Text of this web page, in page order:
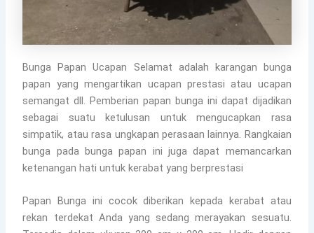
Bunga Papan Ucapan Selamat adalah karangan bunga
papan yang mengartikan ucapan prestasi atau ucapan
semangat dll. Pemberian papan bunga ini dapat dijadikan
sebagai suatu ketulusan untuk mengucapkan rasa
simpatik, atau rasa ungkapan perasaan lainnya. Rangkaian
bunga pada bunga papan ini juga dapat memancarkan
ketenangan hati untuk kerabat yang berprestasi
Papan Bunga ini cocok diberikan kepada kerabat atau
rekan terdekat Anda yang sedang merayakan sesuatu.